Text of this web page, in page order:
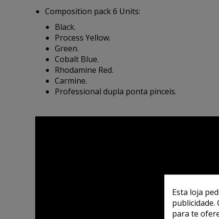
Composition pack 6 Units:
Black.
Process Yellow.
Green.
Cobalt Blue.
Rhodamine Red.
Carmine.
Professional dupla ponta pinceis.
Esta loja
publicidade.
para te